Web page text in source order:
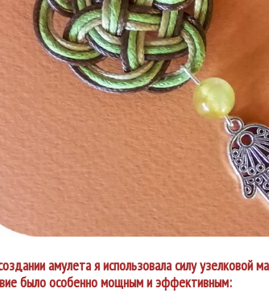
амулета я использовала силу
было особенно мощным и эффективным: